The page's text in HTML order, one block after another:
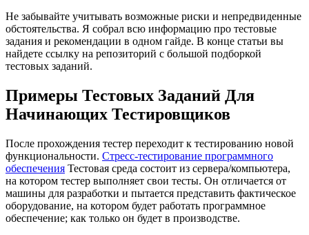
Не забывайте учитывать возможные риски и непредвиденные
обстоятельства. Я собрал всю информацию про тестовые
задания и рекомендации в одном гайде. В конце статьи вы
найдете ссылку на репозиторий с большой подборкой
тестовых заданий.
Примеры Тестовых Заданий Для
Начинающих Тестировщиков
После прохождения тестер переходит к тестированию новой
функциональности. Стресс-тестирование программного
обеспечения Тестовая среда состоит из сервера/компьютера,
на котором тестер выполняет свои тесты. Он отличается от
машины для разработки и пытается представить фактическое
оборудование, на котором будет работать программное
обеспечение; как только он будет в производстве.